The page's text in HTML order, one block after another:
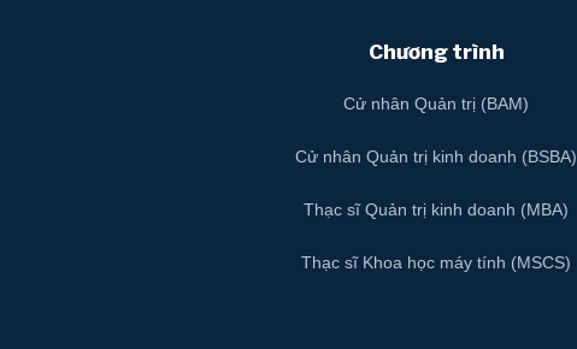
Chương trình
Cử nhân Quản trị (BAM)
Cử nhân Quản trị kinh doanh (BSBA)
Thạc sĩ Quản trị kinh doanh (MBA)
Thạc sĩ Khoa học máy tính (MSCS)